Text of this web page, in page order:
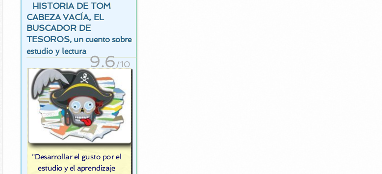
HISTORIA DE TOM
CABEZA VACÍA, EL
BUSCADOR DE
TESOROS, un cuento sobre
estudio y lectura
9.6/10
"Desarrollar el gusto por el
estudio y el aprendizaje